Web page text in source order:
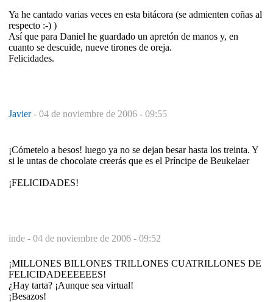
Ya he cantado varias veces en esta bitácora (se admienten coñas al
respecto :-) )
Así que para Daniel he guardado un apretón de manos y, en
cuanto se descuide, nueve tirones de oreja.
Felicidades.
Javier- 04 de noviembre de 2006 - 09:55
¡Cómetelo a besos! luego ya no se dejan besar hasta los treinta. Y
si le untas de chocolate creerás que es el Príncipe de Beukelaer
¡FELICIDADES!
inde - 04 de noviembre de 2006 - 09:52
¡MILLONES BILLONES TRILLONES CUATRILLONES DE
FELICIDADEEEEEES!
¿Hay tarta? ¡Aunque sea virtual!
¡Besazos!